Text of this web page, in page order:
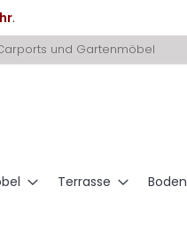
.
und Gartenmöbel
Terrasse Boden